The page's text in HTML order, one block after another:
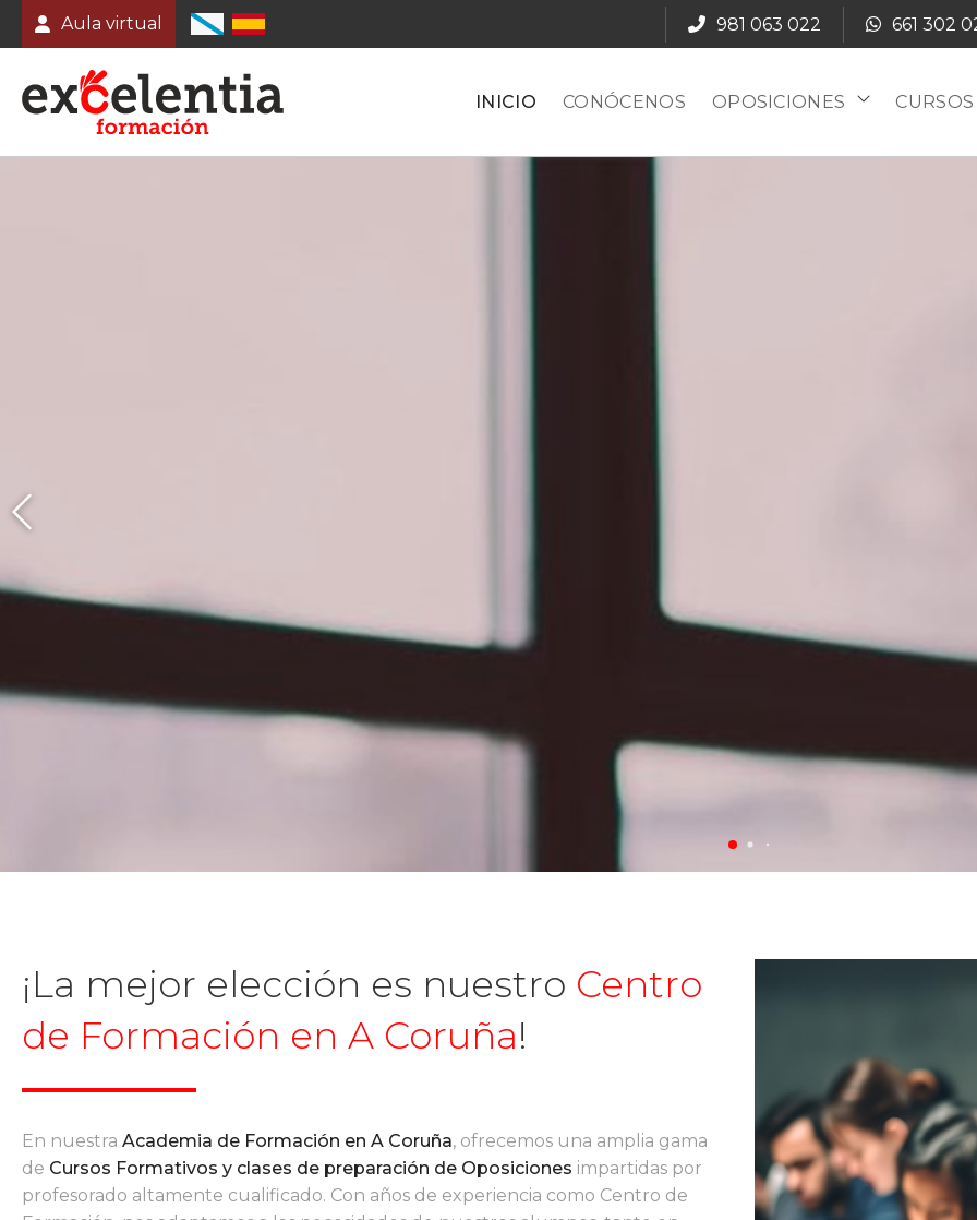
Aula virtual 981 063 022 661 302
INICIO CONÓCENOS OPOSICIONES CURSOS
Contamos con
Cursos de
¡La mejor elección es nuestro Centro
de Formación en A Coruña!
En nuestra Academia de Formación en A Coruña, ofrecemos una amplia gama
de Cursos Formativos y clases de preparación de Oposiciones impartidas por
profesorado altamente cualificado. Con años de experiencia como Centro de